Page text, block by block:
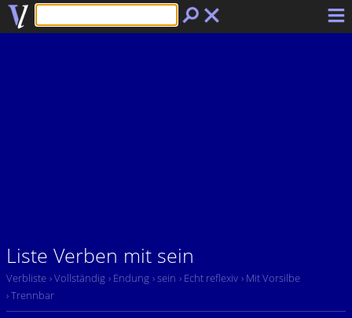
Liste Verben mit sein
Verbliste › Vollständig › Endung › sein › Echt reflexiv › Mit Vorsilbe
› Trennbar